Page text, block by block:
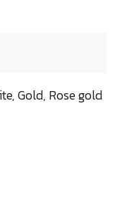
Gold, Rose gold